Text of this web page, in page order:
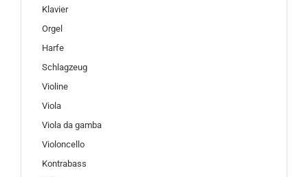
Klavier
Orgel
Harfe
Schlagzeug
Violine
Viola
Viola da gamba
Violoncello
Kontrabass